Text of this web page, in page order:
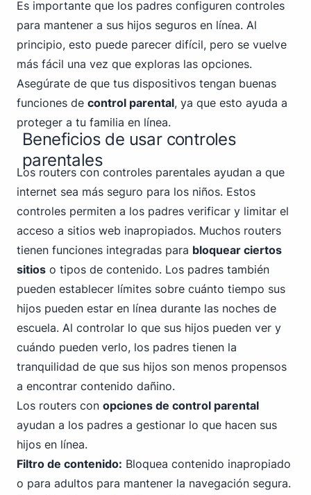
Es importante que los padres configuren controles
para mantener a sus hijos seguros en línea. Al
principio, esto puede parecer difícil, pero se vuelve
más fácil una vez que exploras las opciones.
Asegúrate de que tus dispositivos tengan buenas
funciones de control parental, ya que esto ayuda a
proteger a tu familia en línea.
Beneficios de usar controles
parentales
Los routers con controles parentales ayudan a que
internet sea más seguro para los niños. Estos
controles permiten a los padres verificar y limitar el
acceso a sitios web inapropiados. Muchos routers
tienen funciones integradas para bloquear ciertos
sitios o tipos de contenido. Los padres también
pueden establecer límites sobre cuánto tiempo sus
hijos pueden estar en línea durante las noches de
escuela. Al controlar lo que sus hijos pueden ver y
cuándo pueden verlo, los padres tienen la
tranquilidad de que sus hijos son menos propensos
a encontrar contenido dañino.
Los routers con opciones de control parental
ayudan a los padres a gestionar lo que hacen sus
hijos en línea.
Filtro de contenido: Bloquea contenido inapropiado
o para adultos para mantener la navegación segura.